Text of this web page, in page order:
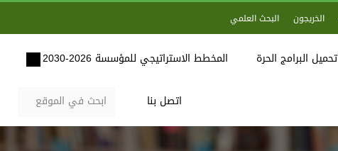
الخريجون البحث العلمي
تحميل البرامج الحرة المخطط الاستراتيجي للمؤسسة 2026-2030
اتصل بنا